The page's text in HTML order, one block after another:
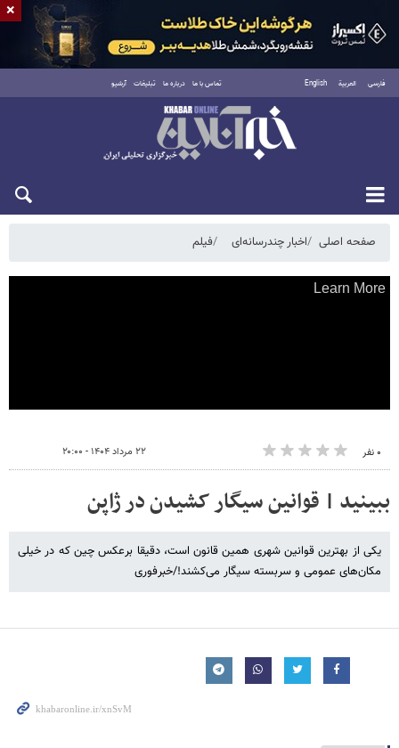
فارسی العربية English تماس با ما درباره ما تبلیغات آرشیو
شنبه ۱۷ مرداد ۱۴۰۵
صفحه اصلی اخبار چندرسانه‌ای فیلم
۰ نفر ۲۲ مرداد ۱۴۰۴ - ۲۰:۰۰
ببینید | قوانین سیگار کشیدن در ژاپن
یکی از بهترین قوانین شهری همین قانون است، دقیقا برعکس چین که در خیلی
مکان‌های عمومی و سربسته سیگار می‌کشند!/خبرفوری
×